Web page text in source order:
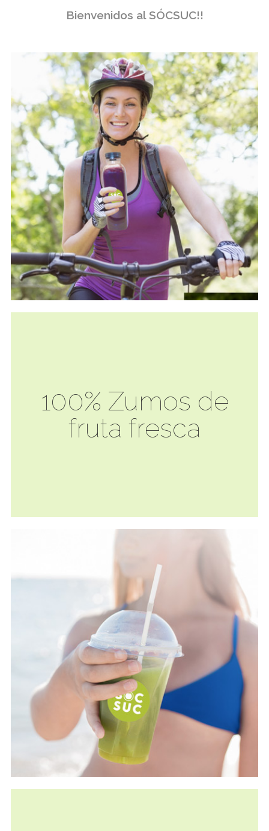
Bienvenidos al SÓCSUC!!
100% Zumos de
fruta fresca